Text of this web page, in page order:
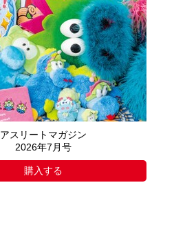
アスリートマガジン
2026年7月号
購入する